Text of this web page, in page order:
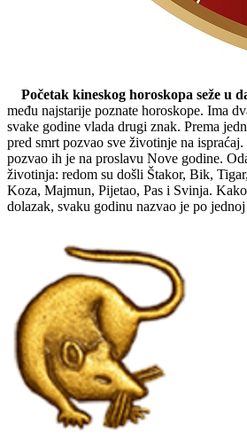
Početak kineskog horoskopa seže u
među najstarije poznate horoskope. Ima
svake godine vlada drugi znak. Prema
pred smrt pozvao sve životinje na
pozvao ih je na proslavu Nove godine.
životinja: redom su došli Štakor, Bik,
Koza, Majmun, Pijetao, Pas i Svinja.
dolazak, svaku godinu nazvao je po